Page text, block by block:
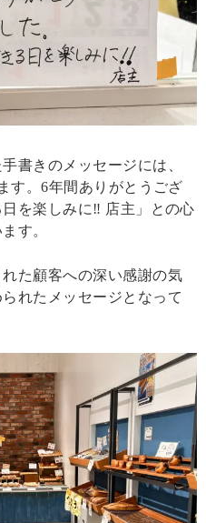
書きのメッセージには、
す。6年間ありがとうござ
を楽しみに‼ 店主」との心
す。
た顧客への深い感謝の気
れたメッセージとなって